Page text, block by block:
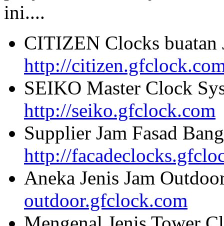
ini....
CITIZEN Clocks buatan
http://
SEIKO Master Clock
http://seiko.gfclock.com
Supplier Jam Fasad
http://
Aneka Jenis Jam
outdoor.gfclock.com